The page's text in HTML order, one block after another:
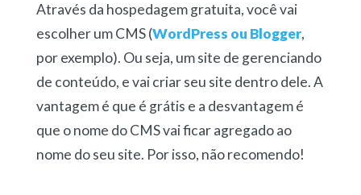
Através da hospedagem gratuita, você vai
escolher um CMS (WordPress ou Blogger,
por exemplo). Ou seja, um site de gerenciando
de conteúdo, e vai criar seu site dentro dele. A
vantagem é que é grátis e a desvantagem é
que o nome do CMS vai ficar agregado ao
nome do seu site. Por isso, não recomendo!